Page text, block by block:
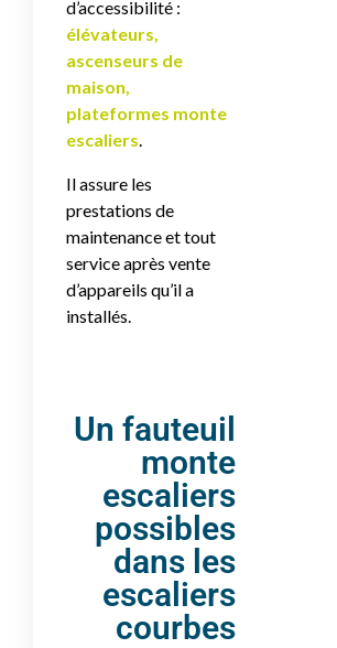
d’accessibilité :
élévateurs,
ascenseurs de
maison,
plateformes monte
escaliers
Il assure les
prestations de
maintenance et tout
service après vente
d’appareils qu’il a
installés.
Un fauteuil
monte
escaliers
possibles
dans les
escaliers
courbes